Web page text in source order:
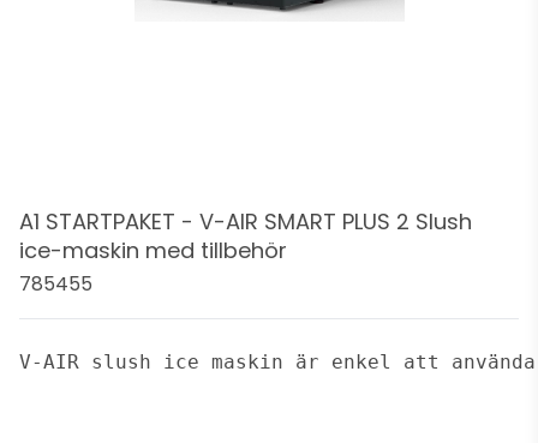
A1 STARTPAKET - V-AIR SMART PLUS 2 Slush
ice-maskin med tillbehör
785455
V-AIR slush ice maskin är enkel att